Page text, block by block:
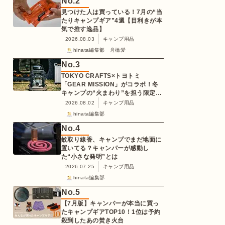
見つけた人は買っている！7月の“当
たりキャンプギア”4選【目利きが本
気で推す逸品】
2026.08.03
キャンプ用品
hinata編集部 舟橋愛
No.3
TOKYO CRAFTS×トヨトミ
「GEAR MISSION」がコラボ！冬
キャンプの“火まわり”を担う限定
K3クッキングストーブが登場
2026.08.02
キャンプ用品
hinata編集部
No.4
蚊取り線香、キャンプでまだ地面に
置いてる？キャンパーが感動し
た“小さな発明”とは
2026.07.25
キャンプ用品
hinata編集部
No.5
【7月版】キャンパーが本当に買っ
たキャンプギアTOP10！1位は予約
殺到したあの焚き火台